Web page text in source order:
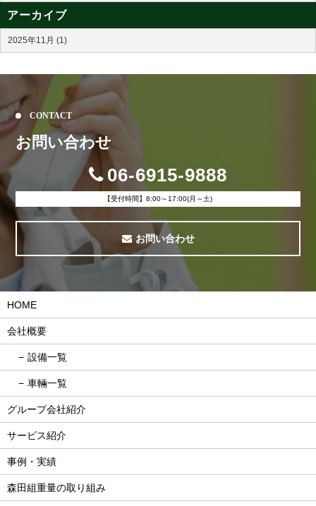
アーカイブ
2025年11月 (1)
CONTACT
お問い合わせ
06-6915-9888
【受付時間】8:00～17:00(月～土)
お問い合わせ
HOME
会社概要
設備一覧
車輛一覧
グループ会社紹介
サービス紹介
事例・実績
森田組重量の取り組み